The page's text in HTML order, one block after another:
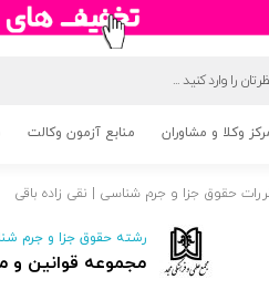
وکلا و مشاوران منابع آزمون وکالت
حقوق جزا و جرم شناسی | نقی زاده باقی
رشته حقوق جزا و جرم
مجموعه قوانین و